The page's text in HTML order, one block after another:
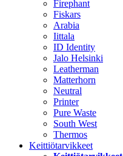
Firephant
Fiskars
Arabia
Iittala
ID Identity
Jalo Helsinki
Leatherman
Matterhorn
Neutral
Printer
Pure Waste
South West
Thermos
Keittiötarvikkeet